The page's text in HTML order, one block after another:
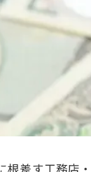
根差す工務